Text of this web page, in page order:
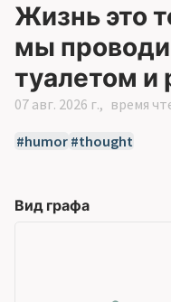
Жизнь это
мы
туалетом и
07 авг. 2026 г. время
humor thought
Вид графа